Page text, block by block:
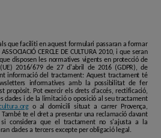
que faciliti en aquest formulari passaran a formar
CERCLE DE CULTURA 2010, i que seran
disposen les normatives vigents en protecció de
2016/679 de 27 d'abril de 2016 (GDPR), de
informació del tractament: Aquest tractament té
informatives amb la possibilitat de fer
propòsit. Pot exercir els drets d'accés, rectificació,
dades i de la limitació o oposició al seu tractament
o al domicili situat a carrer Provença,
te el dret a presentar una reclamació davant
si considera que el tractament no s'ajusta a la
dades a tercers excepte per obligació legal.